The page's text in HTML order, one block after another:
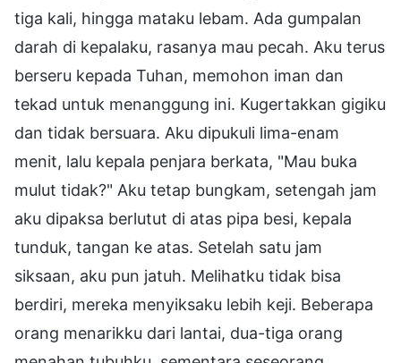
tiga kali, hingga mataku lebam. Ada gumpalan
darah di kepalaku, rasanya mau pecah. Aku terus
berseru kepada Tuhan, memohon iman dan
tekad untuk menanggung ini. Kugertakkan gigiku
dan tidak bersuara. Aku dipukuli lima-enam
menit, lalu kepala penjara berkata, "Mau buka
mulut tidak?" Aku tetap bungkam, setengah jam
aku dipaksa berlutut di atas pipa besi, kepala
tunduk, tangan ke atas. Setelah satu jam
siksaan, aku pun jatuh. Melihatku tidak bisa
berdiri, mereka menyiksaku lebih keji. Beberapa
orang menarikku dari lantai, dua-tiga orang